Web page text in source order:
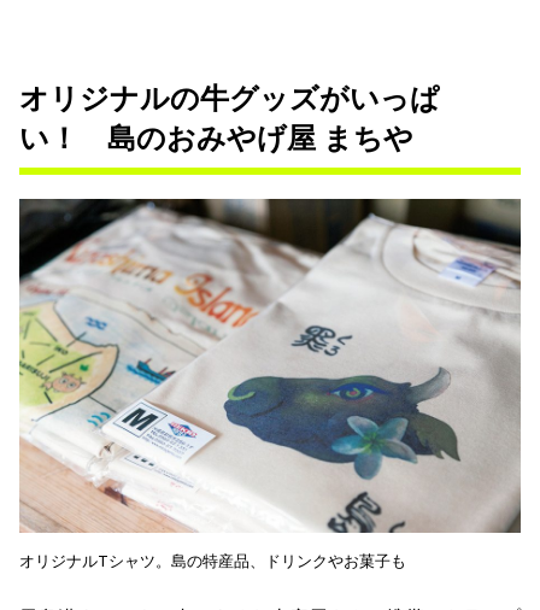
オリジナルの牛グッズがいっぱ
い！ 島のおみやげ屋 まちや
オリジナルTシャツ。島の特産品、ドリンクやお菓子も